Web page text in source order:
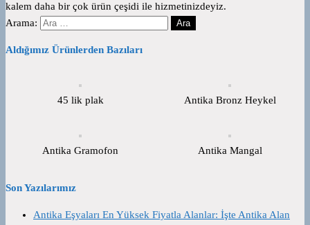
kalem daha bir çok ürün çeşidi ile hizmetinizdeyiz.
Arama:
Aldığımız Ürünlerden Bazıları
45 lik plak Antika Bronz Heykel
Antika Gramofon Antika Mangal
Son Yazılarımız
Antika Eşyaları En Yüksek Fiyatla Alanlar: İşte Antika Alan